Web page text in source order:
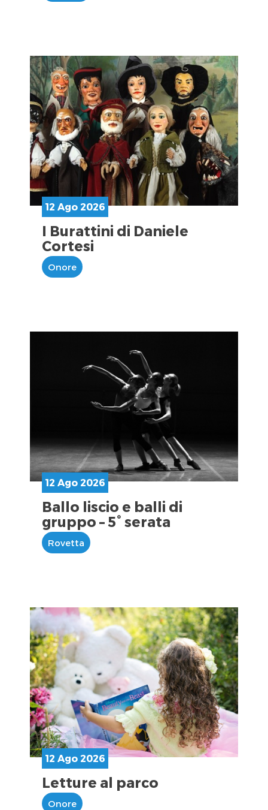
12 Ago 2026
I Burattini di Daniele
Cortesi
Onore
12 Ago 2026
Ballo liscio e balli di
gruppo – 5° serata
Rovetta
12 Ago 2026
Letture al parco
Onore